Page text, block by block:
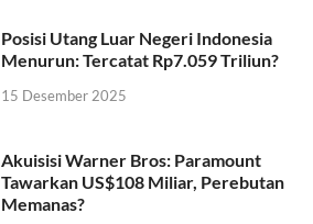
Posisi Utang Luar Negeri Indonesia
Menurun: Tercatat Rp7.059 Triliun?
15 Desember 2025
Akuisisi Warner Bros: Paramount
Tawarkan US$108 Miliar, Perebutan
Memanas?